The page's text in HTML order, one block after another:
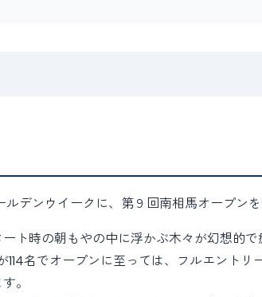
デンウイークに、第９回南相馬オープンを
ト時の朝もやの中に浮かぶ木々が幻想的
名でオープンに至っては、フルエントリ
。